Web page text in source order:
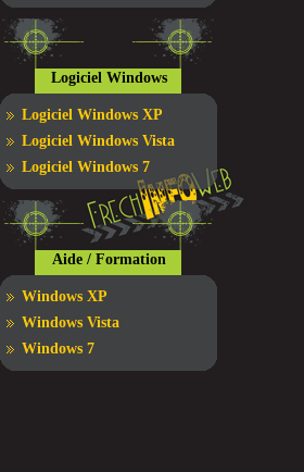
Logiciel Windows
Logiciel Windows XP
Logiciel Windows Vista
Logiciel Windows 7
Aide / Formation
Windows XP
Windows Vista
Windows 7